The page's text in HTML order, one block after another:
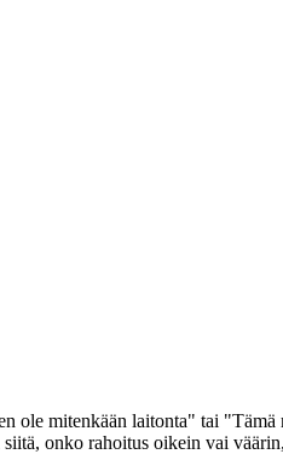
mitenkään laitonta" tai
onko rahoitus oikein vai